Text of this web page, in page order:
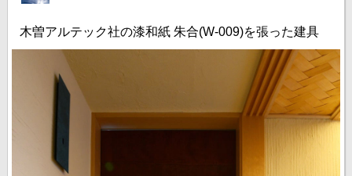
木曽アルテック社の漆和紙 朱合(W-009)を張った建具